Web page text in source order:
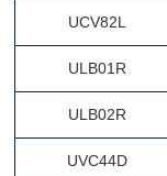
UCV82L
ULB01R
ULB02R
UVC44D